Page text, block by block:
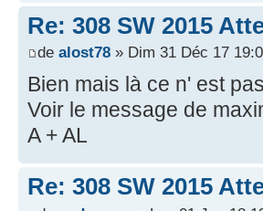
Re: 308 SW 2015
de alost78 » Dim 31 Déc 17
Bien mais là ce n' est
Voir le message de
A + AL
Re: 308 SW 2015